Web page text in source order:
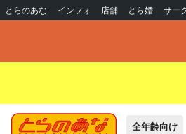
とらのあな インフォ 店舗 とら婚 サー
全年齢向け